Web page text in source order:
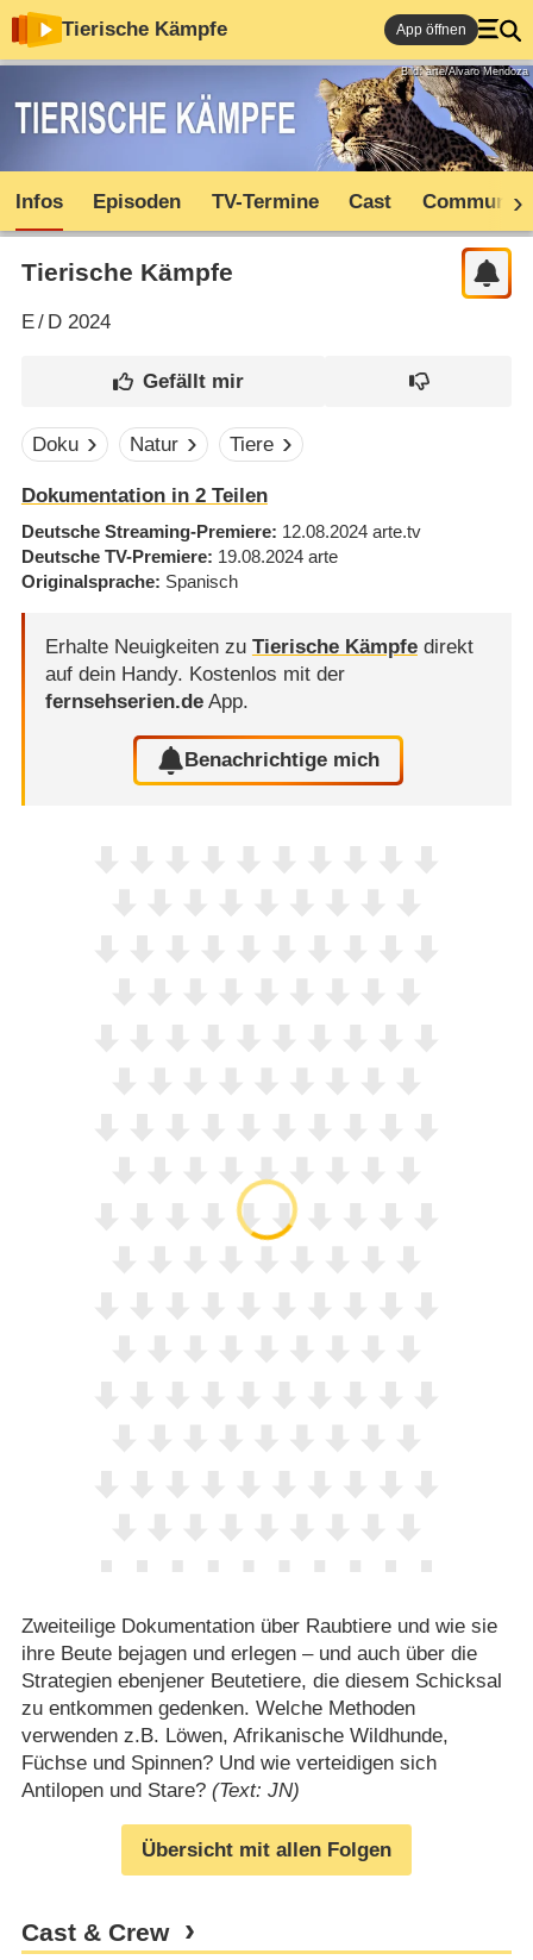
Tierische Kämpfe App öffnen
Bild: arte/Álvaro Mendoza
Infos Episoden TV-Termine Cast Community
Tierische Kämpfe
E/ D2024
Doku Natur Tiere
Dokumentation in 2 Teilen
Deutsche Streaming-Premiere 12.08.2024 arte.tv
Deutsche TV-Premiere 19.08.2024 arte
Originalsprache Spanisch
Erhalte Neuigkeiten zu Tierische Kämpfedirekt
auf dein Handy. Kostenlos mit der
fernsehserien.deApp.
Benachrichtige mich
Zweiteilige Dokumentation über Raubtiere und wie sie
ihre Beute bejagen und erlegen – und auch über die
Strategien ebenjener Beutetiere, die diesem Schicksal
zu entkommen gedenken. Welche Methoden
verwenden z.B. Löwen, Afrikanische Wildhunde,
Füchse und Spinnen? Und wie verteidigen sich
Antilopen und Stare? (Text: JN)
Übersicht mit allen Folgen
Cast & Crew